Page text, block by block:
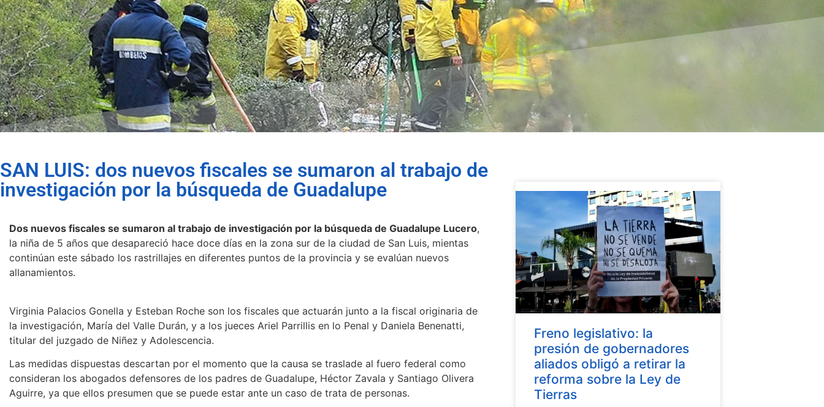
SAN LUIS: dos nuevos fiscales se sumaron al trabajo de
investigación por la búsqueda de Guadalupe
Dos nuevos fiscales se sumaron al trabajo de investigación por la búsqueda de Guadalupe Lucero,
la niña de 5 años que desapareció hace doce días en la zona sur de la ciudad de San Luis, mientas
continúan este sábado los rastrillajes en diferentes puntos de la provincia y se evalúan nuevos
allanamientos.
Virginia Palacios Gonella y Esteban Roche son los fiscales que actuarán junto a la fiscal originaria de
la investigación, María del Valle Durán, y a los jueces Ariel Parrillis en lo Penal y Daniela Benenatti,
titular del juzgado de Niñez y Adolescencia.
Las medidas dispuestas descartan por el momento que la causa se traslade al fuero federal como
consideran los abogados defensores de los padres de Guadalupe, Héctor Zavala y Santiago Olivera
Aguirre, ya que ellos presumen que se puede estar ante un caso de trata de personas.
Freno legislativo: la
presión de gobernadores
aliados obligó a retirar la
reforma sobre la Ley de
Tierras